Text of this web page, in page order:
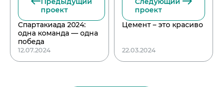
проект
Спартакиада 2024:
одна команда — одна
победа
12.07.2024
проект
Цемент – это красиво
22.03.2024